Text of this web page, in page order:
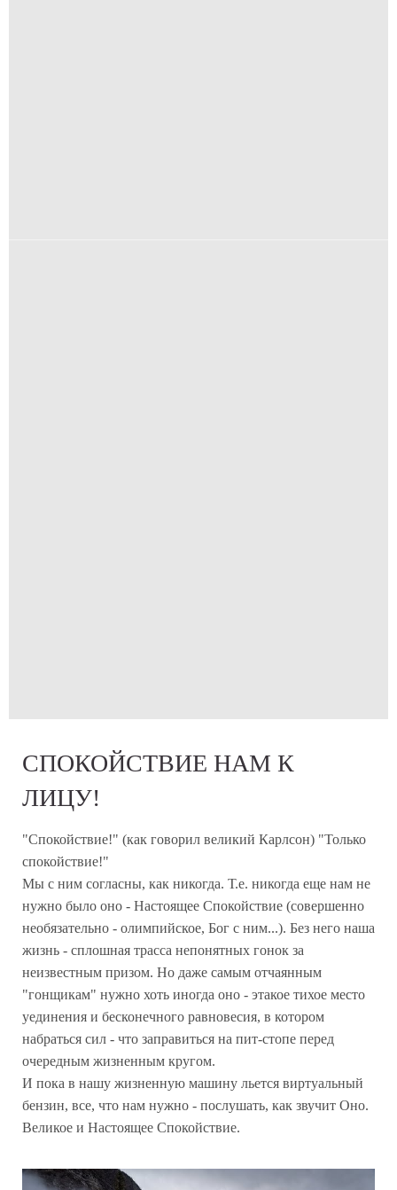
СПОКОЙСТВИЕ НАМ К
ЛИЦУ!
"Спокойствие!" (как говорил великий Карлсон) "Только
спокойствие!"
Мы с ним согласны, как никогда. Т.е. никогда еще нам не
нужно было оно - Настоящее Спокойствие (совершенно
необязательно - олимпийское, Бог с ним...). Без него наша
жизнь - сплошная трасса непонятных гонок за
неизвестным призом. Но даже самым отчаянным
"гонщикам" нужно хоть иногда оно - этакое тихое место
уединения и бесконечного равновесия, в котором
набраться сил - что заправиться на пит-стопе перед
очередным жизненным кругом.
И пока в нашу жизненную машину льется виртуальный
бензин, все, что нам нужно - послушать, как звучит Оно.
Великое и Настоящее Спокойствие.